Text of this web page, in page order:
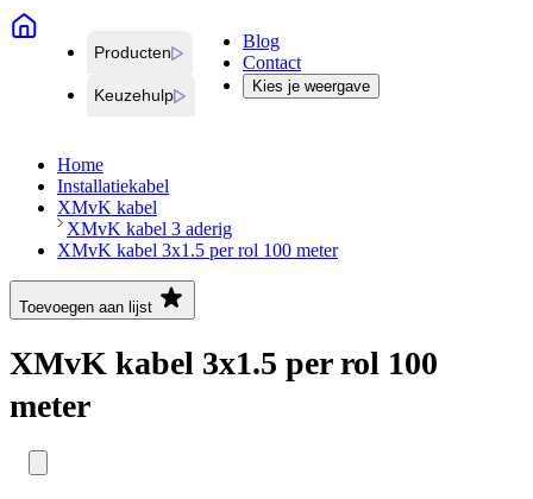
Producten
Keuzehulp
Blog
Contact
Kies je weergave
Home
Installatiekabel
XMvK kabel
XMvK kabel 3 aderig
XMvK kabel 3x1.5 per rol 100 meter
Toevoegen aan lijst
XMvK kabel 3x1.5 per rol 100
meter